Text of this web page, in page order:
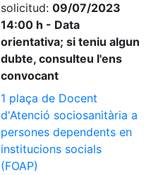
solicitud: 09/07/2023
14:00 h - Data
orientativa; si teniu algun
dubte, consulteu l'ens
convocant
1 plaça de Docent
d'Atenció sociosanitària a
persones dependents en
institucions socials
(FOAP)